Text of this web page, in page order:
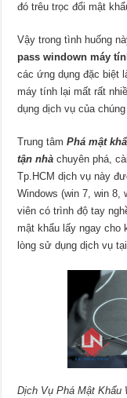
đó trêu trọc đổi mật
Vậy trong tình huống
pass windown máy
các ứng dụng đặc biệt
máy tính lại mất rất
dụng dịch vụ của
Trung tâmPhá mật
tận nhà chuyên phá,
Tp.HCM dịch vụ này
Windows (win 7, win
viên có trình độ tay
mật khẩu lấy ngay cho
lòng sử dụng dịch vụ
Dịch Vụ Phá Mật Khẩu